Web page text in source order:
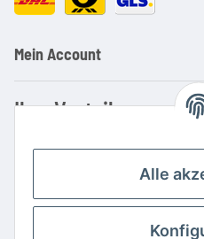
Mein Account
Ihre Vorteile
Kauf auf Rechnung
Alle